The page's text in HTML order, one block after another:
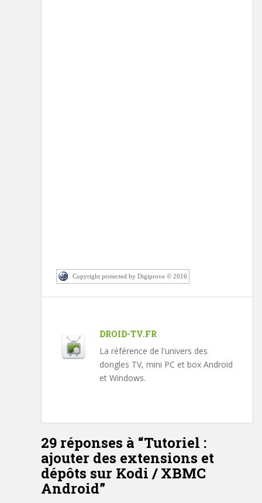
Copyright protected by Digiprove © 2016
DROID-TV.FR
La référence de l'univers des
dongles TV, mini PC et box Android
et Windows.
29 réponses à “Tutoriel :
ajouter des extensions et
dépôts sur Kodi / XBMC
Android”